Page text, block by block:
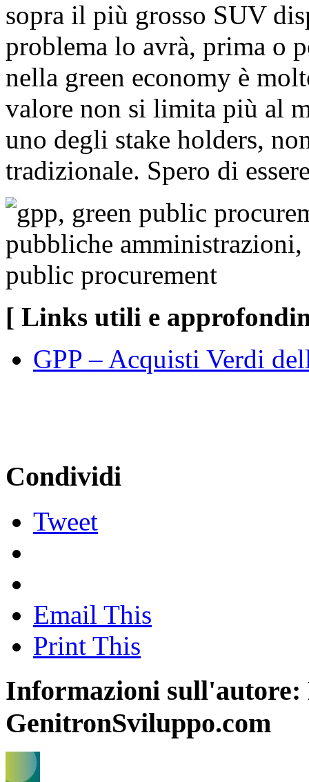
sopra il più grosso SUV
problema lo avrà, prima o
nella green economy è
valore non si limita più al
uno degli stake holders,
tradizionale. Spero di
[ Links utili e
GPP – Acquisti Verdi
Condividi
Tweet
Email This
Print This
Informazioni sull'autore:
GenitronSviluppo.com